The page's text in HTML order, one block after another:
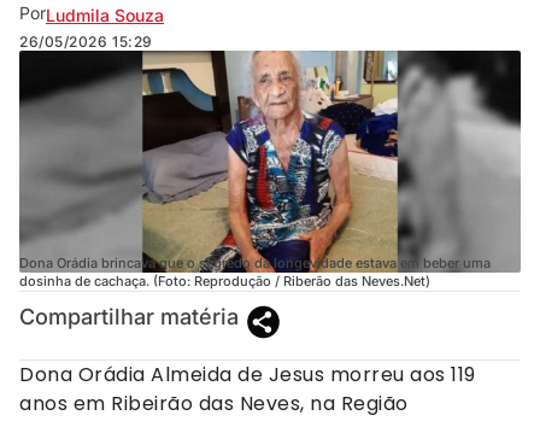
PorLudmila Souza
26/05/2026 15:29
Dona Orádia brincava que o segredo da longevidade estava em beber uma
dosinha de cachaça. (Foto: Reprodução / Riberão das Neves.Net)
Compartilhar matéria
Dona Orádia Almeida de Jesus morreu aos 119
anos em Ribeirão das Neves, na Região